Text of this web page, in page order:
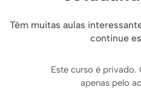
Têm muitas aulas
continue
Este curso é privado.
apenas pelo